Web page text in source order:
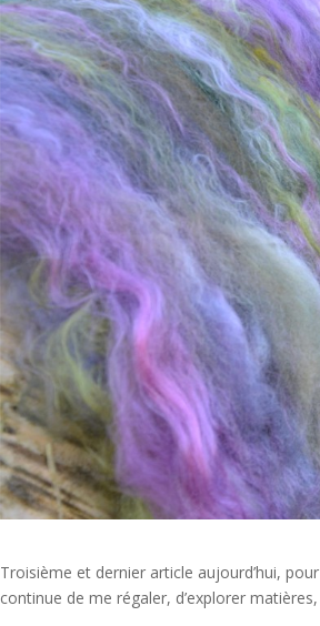
Troisième et dernier article aujourd’hui,
continue de me régaler, d’explorer